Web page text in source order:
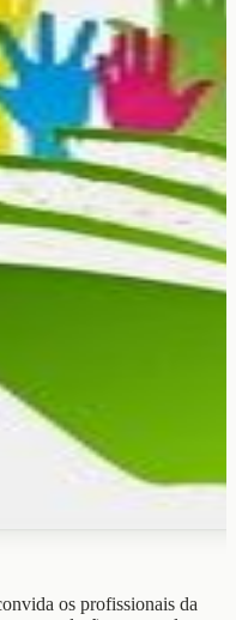
os profissionais da